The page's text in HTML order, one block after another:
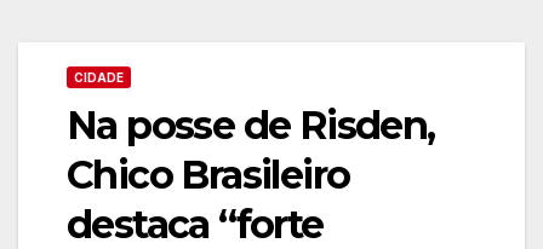
CIDADE
Na posse de Risden,
Chico Brasileiro
destaca “forte